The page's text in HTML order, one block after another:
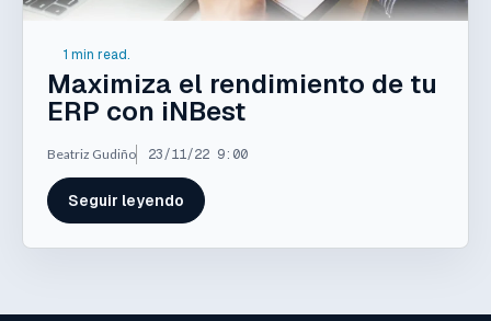
1 min read.
Maximiza el rendimiento de tu
ERP con iNBest
Beatriz Gudiño 23/11/22 9:00
Seguir leyendo